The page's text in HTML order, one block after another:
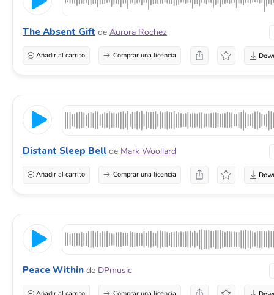
The Absent Gift de Aurora Rochez
Añadir al carrito Comprar una licencia
Distant Sleep Bell de Mark Woollard
Añadir al carrito Comprar una licencia
Peace Within de DPmusic